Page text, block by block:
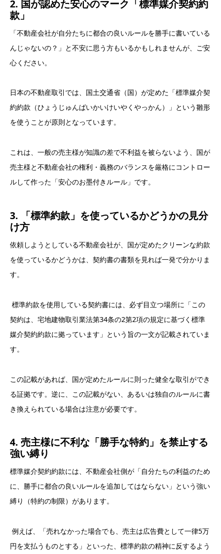
2. 国が認めた安心のマーク「標準媒介契約約
款」
「不動産会社が自分たちに都合の良いルールを勝手に書いている
んじゃないの？」と不安に思う方もいるかもしれませんが、ご安
心ください。
日本の不動産取引では、国土交通省（国）が定めた「標準媒介契
約約款（ひょうじゅんばいかいけいやくやっかん）」という雛形
を使うことが原則となっています。
これは、一般の売主様が知識の差で不利益を被らないよう、国が
売主様と不動産会社の権利・義務のバランスを厳格にコントロー
ルして作った「安心のお墨付きルール」です。
3. 「標準約款」を使っているかどうかの見分
け方
依頼しようとしている不動産会社が、国が定めたクリーンな約款
を使っているかどうかは、契約書の書類を見れば一発で分かりま
す。
標準約款を使用している契約書には、必ず目立つ場所に「この
契約は、宅地建物取引業法第34条の2第2項の規定に基づく標準
媒介契約約款に拠っています」という旨の一文が記載されていま
す。
この記載があれば、国が定めたルールに則った健全な取引ができ
る証拠です。逆に、この記載がない、あるいは独自のルールに書
き換えられている場合は注意が必要です。
4. 売主様に不利な「勝手な特約」を禁止する
強い縛り
標準媒介契約約款には、不動産会社側が「自分たちの利益のため
に、勝手に都合の良いルールを追加してはならない」という強い
縛り（特約の制限）があります。
例えば、「売れなかった場合でも、売主は広告費として一律5万
円を支払うものとする」といった、標準約款の精神に反するよう